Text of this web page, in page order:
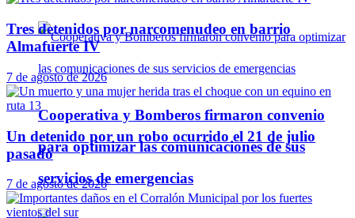
Cooperativa y Bomberos firmaron convenio
para optimizar las comunicaciones de sus
servicios de emergencias
Tres detenidos por narcomenudeo en barrio
Almafuerte IV
7 de agosto de 2026
Un detenido por un robo ocurrido el 21 de julio
pasado
7 de agosto de 2026